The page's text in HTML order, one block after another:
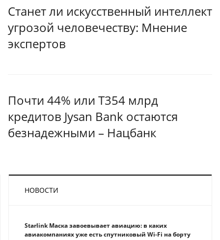
Станет ли искусственный интеллект
угрозой человечеству: Мнение
экспертов
Почти 44% или Т354 млрд
кредитов Jysan Bank остаются
безнадежными – Нацбанк
НОВОСТИ
Starlink Маска завоевывает авиацию: в каких
авиакомпаниях уже есть спутниковый Wi-Fi на борту